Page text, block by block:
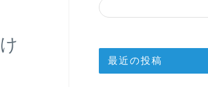
最近の投稿